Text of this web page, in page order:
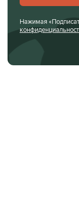
Нажимая